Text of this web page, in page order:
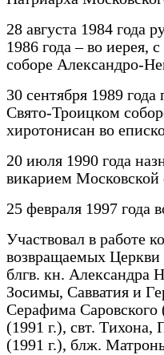
28 августа 1984 года
1986 года – во иерея,
соборе Александро-
30 сентября 1989
Свято-Троицком
хиротонисан во
20 июля 1990 года
викарием Московской
25 февраля 1997 года
Участвовал в работе
возвращаемых
блгв. кн. Александра
Зосимы, Савватия и
Серафима Саровского
(1991 г.), свт. Тихона,
(1991 г.), блж.